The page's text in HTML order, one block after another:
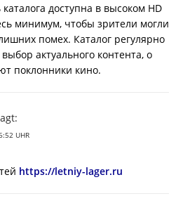
доступна в высоком HD
минимум, чтобы зрители могли
помех. Каталог регулярно
актуального контента, о
поклонники кино.
UHR
https://letniy-lager.ru